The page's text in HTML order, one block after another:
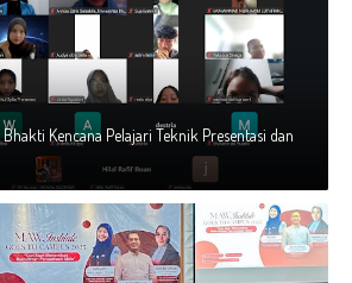
Bhakti Kencana Pelajari Teknik Presentasi dan